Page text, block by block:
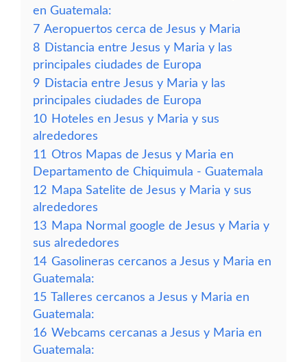
en Guatemala:
7 Aeropuertos cerca de Jesus y Maria
8 Distancia entre Jesus y Maria y las
principales ciudades de Europa
9 Distacia entre Jesus y Maria y las
principales ciudades de Europa
10 Hoteles en Jesus y Maria y sus
alrededores
11 Otros Mapas de Jesus y Maria en
Departamento de Chiquimula - Guatemala
12 Mapa Satelite de Jesus y Maria y sus
alrededores
13 Mapa Normal google de Jesus y Maria y
sus alrededores
14 Gasolineras cercanos a Jesus y Maria en
Guatemala:
15 Talleres cercanos a Jesus y Maria en
Guatemala:
16 Webcams cercanas a Jesus y Maria en
Guatemala: